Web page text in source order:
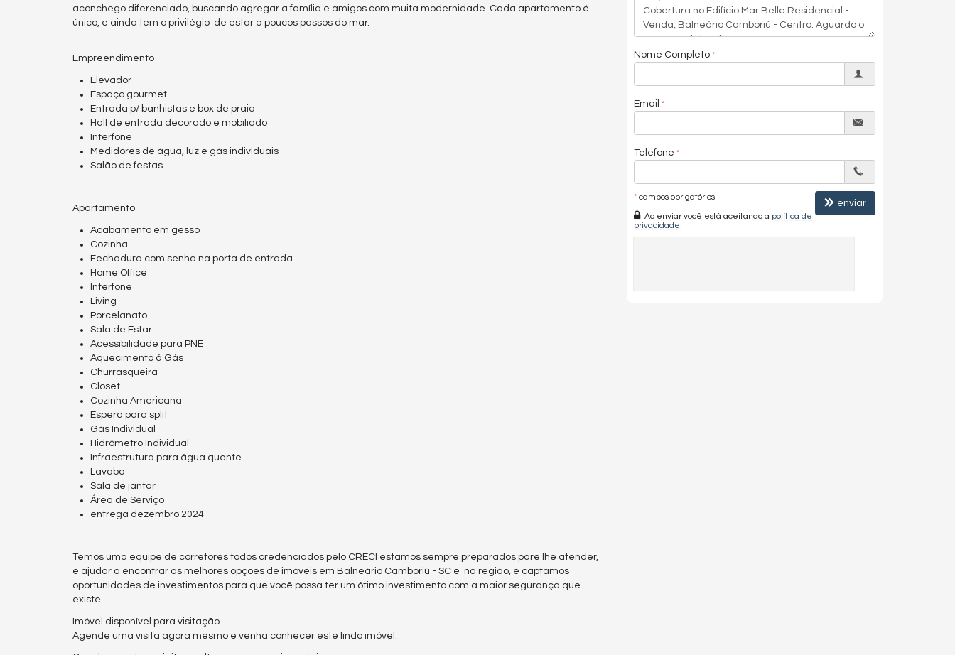
aconchego diferenciado, buscando agregar a família e amigos com muita modernidade. Cada apartamento é
único, e ainda tem o privilégio de estar a poucos passos do mar.
Empreendimento
Elevador
Espaço gourmet
Entrada p/ banhistas e box de praia
Hall de entrada decorado e mobiliado
Interfone
Medidores de água, luz e gás individuais
Salão de festas
Apartamento
Acabamento em gesso
Cozinha
Fechadura com senha na porta de entrada
Home Office
Interfone
Living
Porcelanato
Sala de Estar
Acessibilidade para PNE
Aquecimento á Gás
Churrasqueira
Closet
Cozinha Americana
Espera para split
Gás Individual
Hidrômetro Individual
Infraestrutura para água quente
Lavabo
Sala de jantar
Área de Serviço
entrega dezembro 2024
Temos uma equipe de corretores todos credenciados pelo CRECI estamos sempre preparados pare lhe atender,
e ajudar a encontrar as melhores opções de imóveis em Balneário Camboriú - SC e na região, e captamos
oportunidades de investimentos para que você possa ter um ótimo investimento com a maior segurança que
existe.
Imóvel disponível para visitação.
Agende uma visita agora mesmo e venha conhecer este lindo imóvel.
Nome Completo
Email
Telefone
* campos obrigatórios
Ao enviar você está aceitando a política de
privacidade
enviar